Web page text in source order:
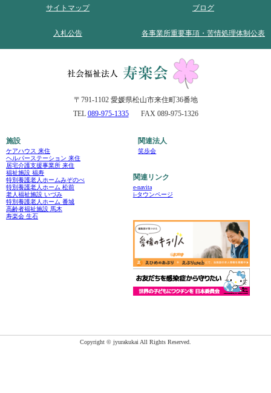
サイトマップ ブログ
入札公告 各事業所重要事項・苦情処理体制公表
〒791-1102 愛媛県松山市来住町36番地
TEL 089-975-1335 FAX 089-975-1326
施設
ケアハウス 来住
ヘルパーステーション 来住
居宅介護支援事業所 来住
福祉施設 福寿
特別養護老人ホームみぞのべ
特別養護老人ホーム 松前
老人福祉施設 いづみ
特別養護老人ホーム 番城
高齢者福祉施設 馬木
寿楽会 生石
関連法人
笑歩会
関連リンク
e-navita
i-タウンページ
Copyright © jyurakukai All Rights Reserved.